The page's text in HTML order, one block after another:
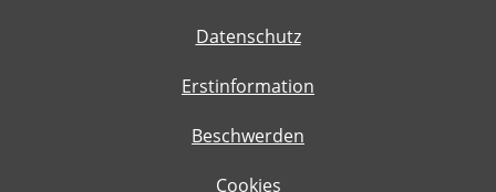
Datenschutz
Erstinformation
Beschwerden
Cookies